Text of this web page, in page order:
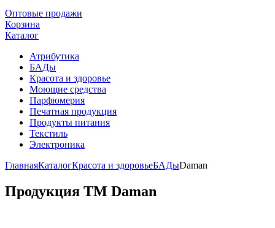
Оптовые продажи
Корзина
Каталог
Атрибутика
БАДы
Красота и здоровье
Моющие средства
Парфюмерия
Печатная продукция
Продукты питания
Текстиль
Электроника
ГлавнаяКаталогКрасота и здоровьеБАДыDaman
Продукция ТМ Daman